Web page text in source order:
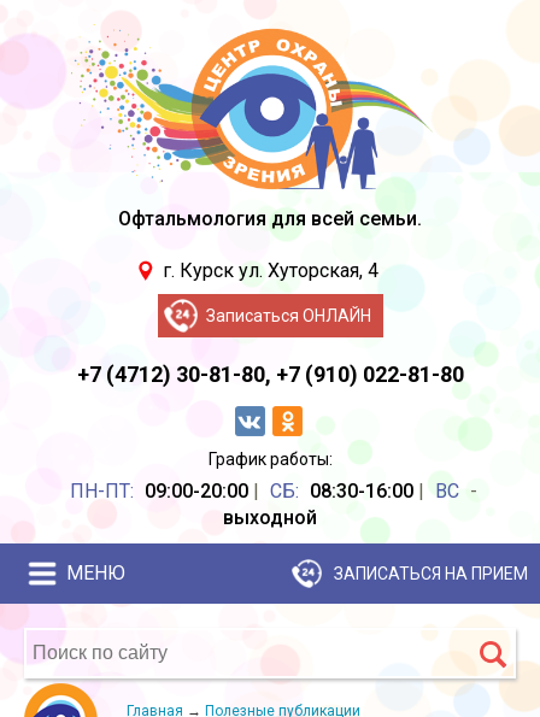
График работы:
ПН-ПТ: 09:00-20:00| CБ: 08:30-16:00| ВС -
выходной
Офтальмология для всей семьи.
г. Курск ул. Хуторская, 4
Записаться ОНЛАЙН
+7 (4712) 30-81-80, +7 (910) 022-81-80
МЕНЮ ЗАПИСАТЬСЯ НА ПРИЕМ
Главная → Полезные публикации